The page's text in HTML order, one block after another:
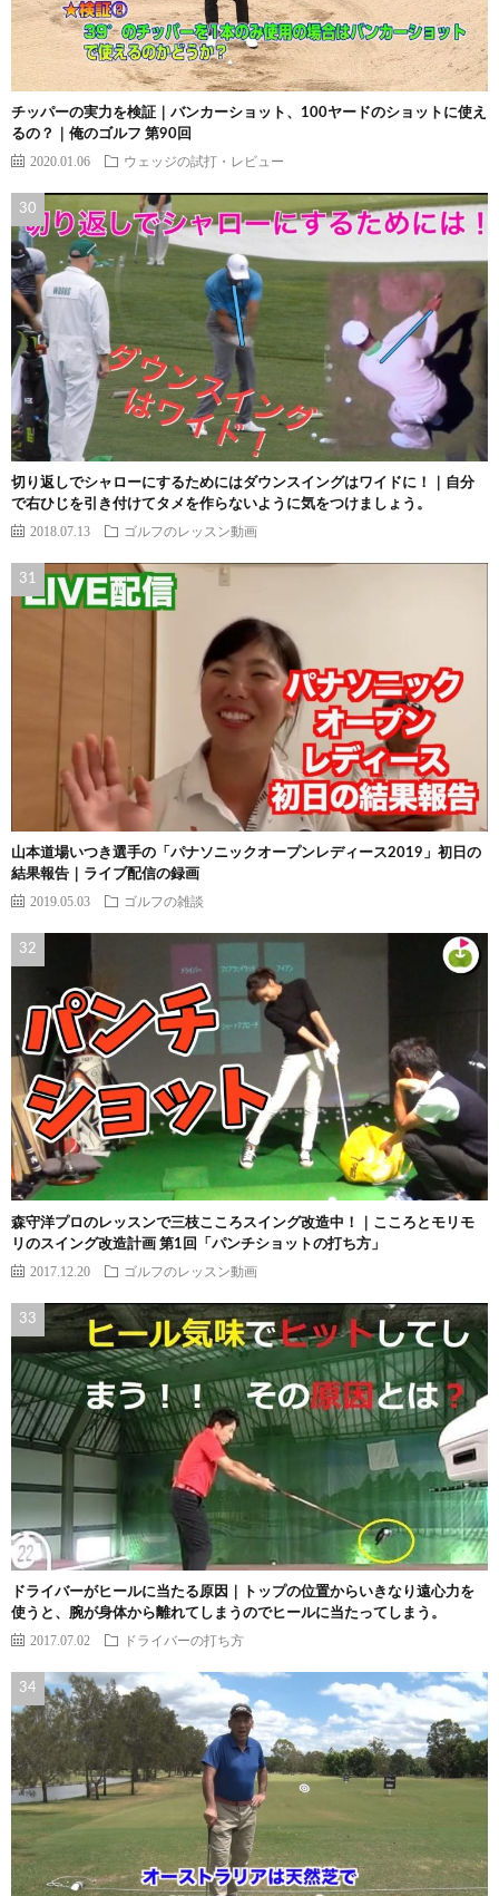
チッパーの実力を検証｜バンカーショット、100ヤードのショットに使え
るの？｜俺のゴルフ 第90回
2020.01.06 ウェッジの試打・レビュー
切り返しでシャローにするためにはダウンスイングはワイドに！｜自分
で右ひじを引き付けてタメを作らないように気をつけましょう。
2018.07.13 ゴルフのレッスン動画
山本道場いつき選手の「パナソニックオープンレディース2019」初日の
結果報告｜ライブ配信の録画
2019.05.03 ゴルフの雑談
森守洋プロのレッスンで三枝こころスイング改造中！｜こころとモリモ
リのスイング改造計画 第1回「パンチショットの打ち方」
2017.12.20 ゴルフのレッスン動画
ドライバーがヒールに当たる原因｜トップの位置からいきなり遠心力を
使うと、腕が身体から離れてしまうのでヒールに当たってしまう。
2017.07.02 ドライバーの打ち方